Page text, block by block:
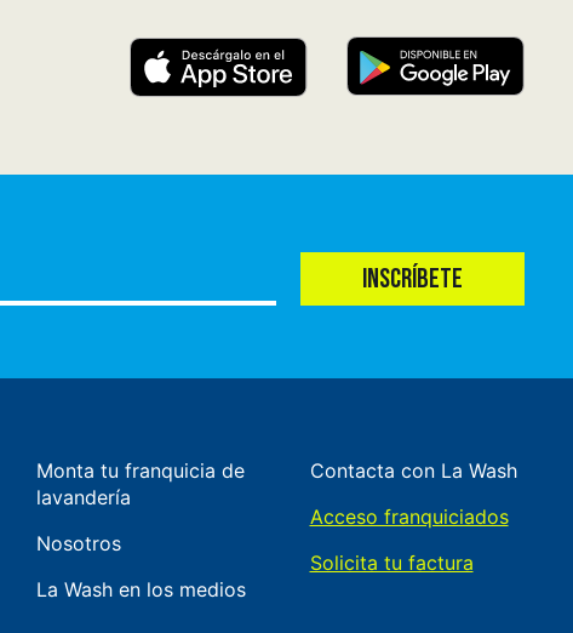
INSCRÍBETE
Monta tu franquicia de
lavandería
Nosotros
La Wash en los medios
Contacta con La Wash
Acceso franquiciados
Solicita tu factura